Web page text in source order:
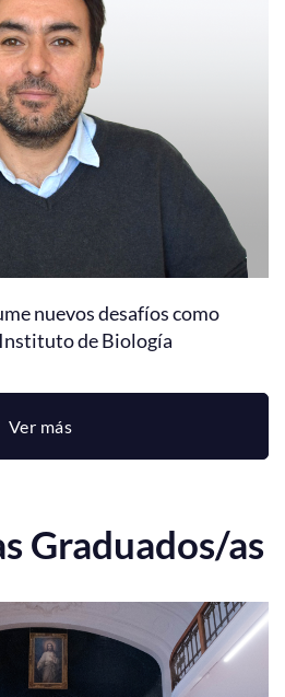
nuevos desafíos como
de Biología
Ver más
Graduados/as